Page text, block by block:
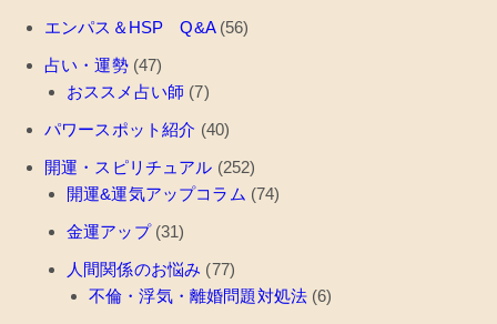
エンパス＆HSP Q&A(56)
占い・運勢(47)
おススメ占い師 (7)
パワースポット紹介 (40)
開運・スピリチュアル (252)
開運&運気アップコラム (74)
金運アップ(31)
人間関係のお悩み (77)
不倫・浮気・離婚問題対処法(6)